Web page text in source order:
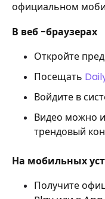
официальном
В веб -браузерах
Откройте
Посещать
Войдите в
Видео можно
трендовый
На мобильных
Получите